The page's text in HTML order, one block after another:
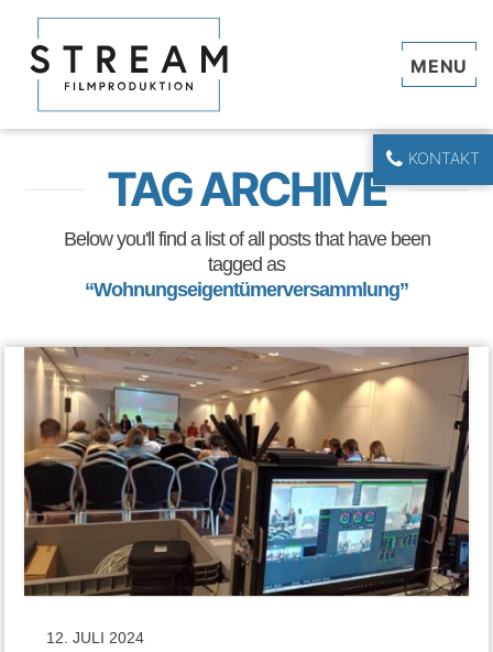
KONTAKT
TAG ARCHIVE
Below you'll find a list of all posts that have been
tagged as
“Wohnungseigentümerversammlung”
12. JULI 2024